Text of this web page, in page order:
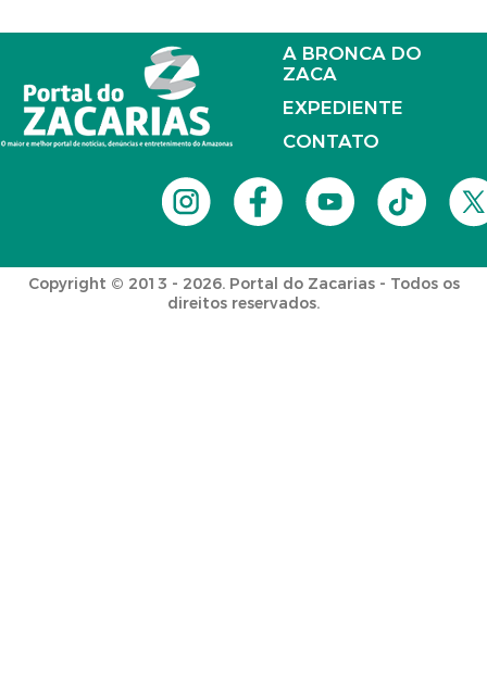
A BRONCA DO
ZACA
EXPEDIENTE
CONTATO
Copyright © 2013 - 2026. Portal do Zacarias - Todos os
direitos reservados.